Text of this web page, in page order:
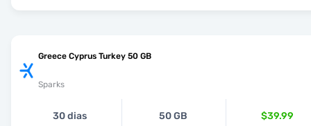
Greece Cyprus Turkey 50 GB
Sparks
30 dias 50 GB $39.99